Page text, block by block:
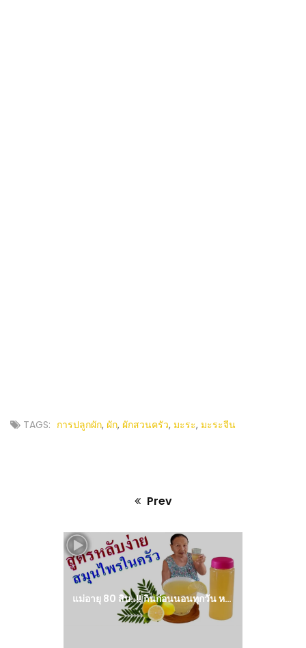
TAGS: การปลูกผัก, ผัก, ผักสวนครัว, มะระ, มะระจีน
Prev
แม่อายุ 80 สิบ..!! กินก่อนนอนทุกวัน หลับสบาย ทำง่าย ด้วยสมุนไพรในครัว